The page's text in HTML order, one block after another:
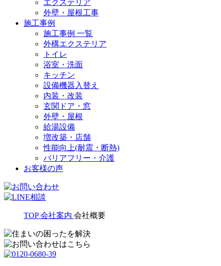
エクステリア
外壁・屋根工事
施工事例
施工事例 一覧
外構エクステリア
トイレ
浴室・洗面
キッチン
設備機器入替え
内装・改装
玄関ドア・窓
外壁・屋根
給湯設備
増改築・店舗
性能向上(耐震・断熱)
バリアフリー・介護
お客様の声
TOP 会社案内 会社概要